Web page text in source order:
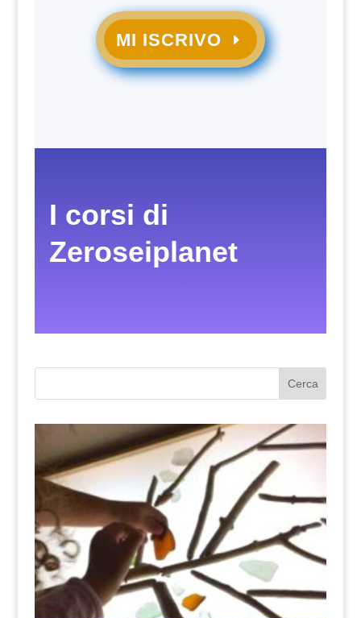
MI ISCRIVO
I corsi di
Zeroseiplanet
Cerca